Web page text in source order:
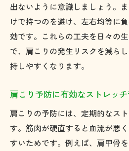
出ないように意識しましょう。
けで持つのを避け、左右均等に
効です。これらの工夫を日々の
で、肩こりの発生リスクを減ら
持しやすくなります。
肩こり予防に有効なストレッ
肩こりの予防には、定期的なス
す。筋肉が硬直すると血流が悪
すいためです。例えば、肩甲骨